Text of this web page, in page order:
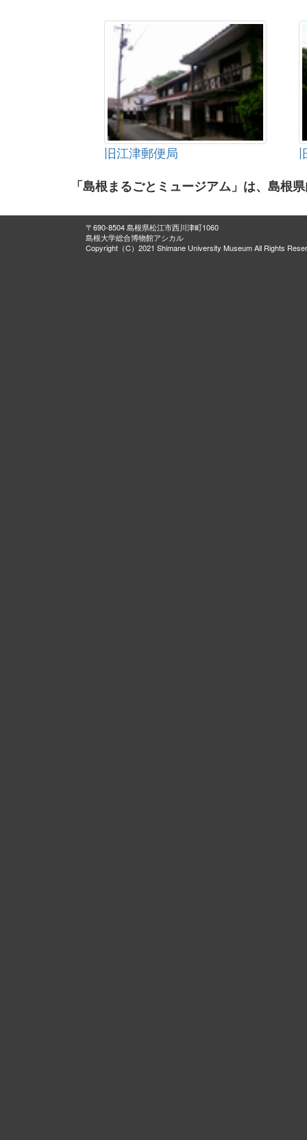
旧江津郵便局
「島根まるごとミュージアム」は、島根
〒690-8504 島根県松江市西川津町1060
島根大学総合博物館アシカル
Copyright（C）2021 Shimane University Museum All Rights